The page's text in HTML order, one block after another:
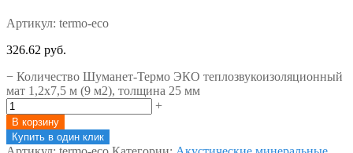
Артикул: termo-eco
326.62 руб.
− Количество Шуманет-Термо ЭКО теплозвукоизоляционный
мат 1,2х7,5 м (9 м2), толщина 25 мм
+
В корзину
Купить в один клик